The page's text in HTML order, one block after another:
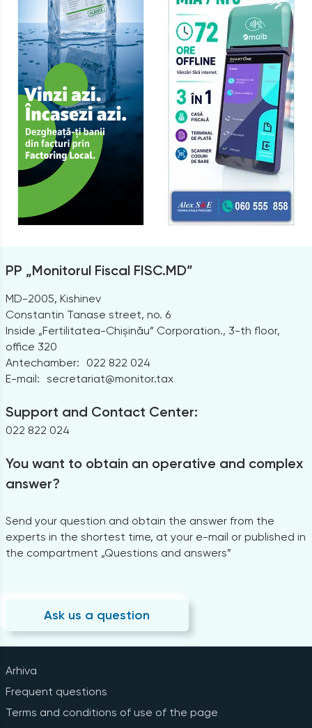
PP „Monitorul Fiscal FISC.MD”
MD-2005, Kishinev
Constantin Tanase street, no. 6
Inside „Fertilitatea-Chișinău” Corporation., 3-th floor,
office 320
Antechamber:
022 822 024
E-mail: secretariat@monitor.tax
Support and Contact Center:
022 822 024
You want to obtain an operative and complex
answer?
Send your question and obtain the answer from the
experts in the shortest time, at your e-mail or published in
the compartment „Questions and answers”
Ask us a question
Arhiva
Frequent questions
Terms and conditions of use of the page